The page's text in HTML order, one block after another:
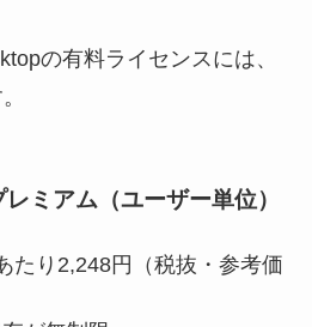
の有料ライセンスには、
ミアム （ユーザー単位）
たり2,248円（税抜・参考価